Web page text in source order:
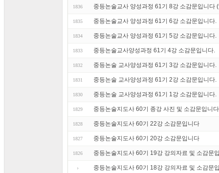
1836 중등논술교사 양성과정 61기 8강 소감문입니다
1835 중등논술교사 양성과정 61기 6강 소감문입니다.
1834 중등논술교사 양성과정 61기 5강 소감문입니다.
1833 중등논술교사양성과정 61기 4강 소감문입니다.
1832 중등논술 교사양성과정 61기 3강 소감문입니다.
1831 중등논술 교사양성과정 61기 2강 소감문입니다.
1830 중등논술 교사양성과정 61기 1강 소감문입니다.
1829 중등논술지도사 60기 종강 사진 및 소감문입니다
1828 중등논술지도사 60기 22강 소감문입니다
1827 중등논술지도사 60기 20강 소감문입니다
1826 중등논술지도사 60기 19강 강의자료 및 소감문
중등논술지도사 60기 18강 강의자료 및 소감문